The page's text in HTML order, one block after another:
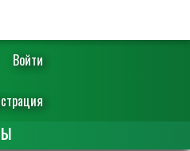
Войти